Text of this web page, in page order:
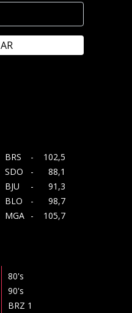
BRS
- 102,5
SDO
- 88,1
BJU
- 91,3
BLO
- 98,7
MGA - 105,7
80's
90's
BRZ 1